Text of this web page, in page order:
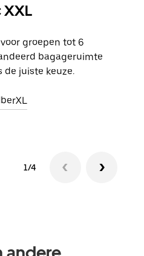
XXL
groepen tot 6
bagageruimte
de juiste keuze.
1/4